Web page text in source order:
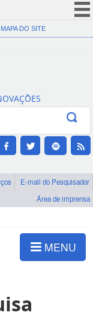
(COVID-19)
Canais
MAPA DO SITE
E-mail do Pesquisador
Área de imprensa
MENU